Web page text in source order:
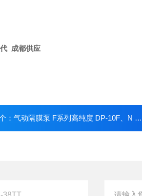
成都供应
： 气动隔膜泵 F系列高纯度 DP-10F、N 系列